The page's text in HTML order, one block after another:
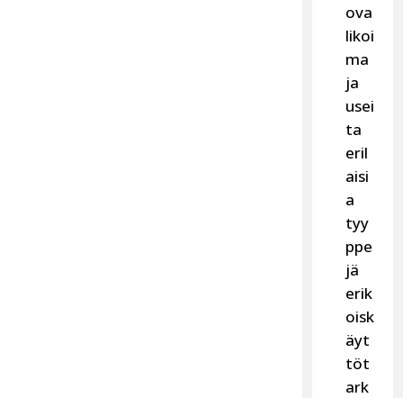
ova
likoi
ma
ja
usei
ta
eril
aisi
a
tyy
ppe
jä
erik
oisk
äyt
töt
ark